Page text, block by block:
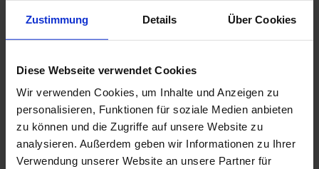
Zustimmung Details Über Cookies
Diese Webseite verwendet Cookies
Wir verwenden Cookies, um Inhalte und Anzeigen zu
personalisieren, Funktionen für soziale Medien anbieten
zu können und die Zugriffe auf unsere Website zu
analysieren. Außerdem geben wir Informationen zu Ihrer
Verwendung unserer Website an unsere Partner für
müssen, haben wir große Schirme aufgespannt.
Parkenkönnen Sie in den umliegenden
– Contipark Tiefgarage Marienplatz
– Parkhaus am Rindermarkt
– Oberpollinger Tiefgarage
– Parkhaus Marienplatz